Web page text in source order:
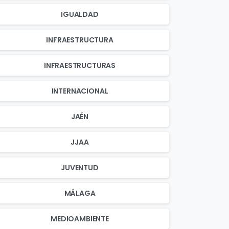
IGUALDAD
INFRAESTRUCTURA
INFRAESTRUCTURAS
INTERNACIONAL
JAÉN
JJAA
JUVENTUD
MÁLAGA
MEDIOAMBIENTE